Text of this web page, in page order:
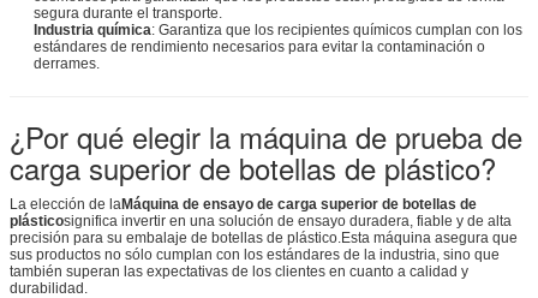
segura durante el transporte.
Industria química: Garantiza que los recipientes químicos cumplan con los
estándares de rendimiento necesarios para evitar la contaminación o
derrames.
¿Por qué elegir la máquina de prueba de
carga superior de botellas de plástico?
La elección de laMáquina de ensayo de carga superior de botellas de
plásticosignifica invertir en una solución de ensayo duradera, fiable y de alta
precisión para su embalaje de botellas de plástico.Esta máquina asegura que
sus productos no sólo cumplan con los estándares de la industria, sino que
también superan las expectativas de los clientes en cuanto a calidad y
durabilidad.